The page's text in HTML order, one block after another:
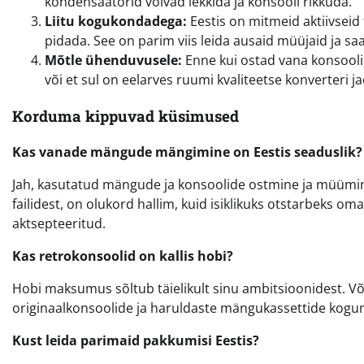
Liitu kogukondadega: Eestis on mitmeid
pidada. See on parim viis leida ausaid müüjaid ja
Mõtle ühenduvusele: Enne kui ostad vana
või et sul on eelarves ruumi kvaliteetse konverteri
Korduma kippuvad küsimused
Kas vanade mängude mängimine on Eestis seaduslik?
Jah, kasutatud mängude ja konsoolide ostmine ja
failidest, on olukord hallim, kuid isiklikuks otstarbeks
aktsepteeritud.
Kas retrokonsoolid on kallis hobi?
Hobi maksumus sõltub täielikult sinu ambitsioonidest.
originaalkonsoolide ja haruldaste mängukassettide
Kust leida parimaid pakkumisi Eestis?